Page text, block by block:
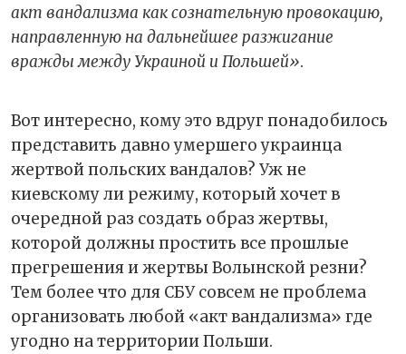
акт вандализма как сознательную провокацию,
направленную на дальнейшее разжигание
вражды между Украиной и Польшей».
Вот интересно, кому это вдруг понадобилось
представить давно умершего украинца
жертвой польских вандалов? Уж не
киевскому ли режиму, который хочет в
очередной раз создать образ жертвы,
которой должны простить все прошлые
прегрешения и жертвы Волынской резни?
Тем более что для СБУ совсем не проблема
организовать любой «акт вандализма» где
угодно на территории Польши.